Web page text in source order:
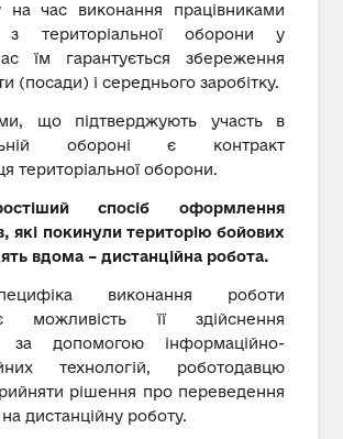
час виконання працівниками
з територіальної оборони у
їм гарантується збереження
(посади) і середнього заробітку.
що підтверджують участь в
обороні є контракт
територіальної оборони.
спосіб оформлення
які покинули територію бойових
вдома – дистанційна робота.
виконання роботи
можливість її здійснення
за допомогою інформаційно-
технологій, роботодавцю
рішення про переведення
дистанційну роботу.